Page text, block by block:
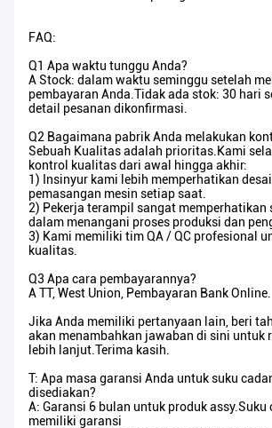
FAQ:
Q1 Apa waktu tunggu Anda?
A Stock: dalam waktu seminggu setelah
pembayaran Anda.Tidak ada stok: 30 hari
detail pesanan dikonfirmasi.
Q2 Bagaimana pabrik Anda melakukan
Sebuah Kualitas adalah prioritas.Kami
kontrol kualitas dari awal hingga akhir:
1) Insinyur kami lebih memperhatikan
pemasangan mesin setiap saat.
2) Pekerja terampil sangat memperhatikan
dalam menangani proses produksi dan
3) Kami memiliki tim QA / QC profesional
kualitas.
Q3 Apa cara pembayarannya?
A TT, West Union, Pembayaran Bank Online.
Jika Anda memiliki pertanyaan lain, beri
akan menambahkan jawaban di sini untuk
lebih lanjut.Terima kasih.
T: Apa masa garansi Anda untuk suku
disediakan?
A: Garansi 6 bulan untuk produk assy.Suku
memiliki garansi